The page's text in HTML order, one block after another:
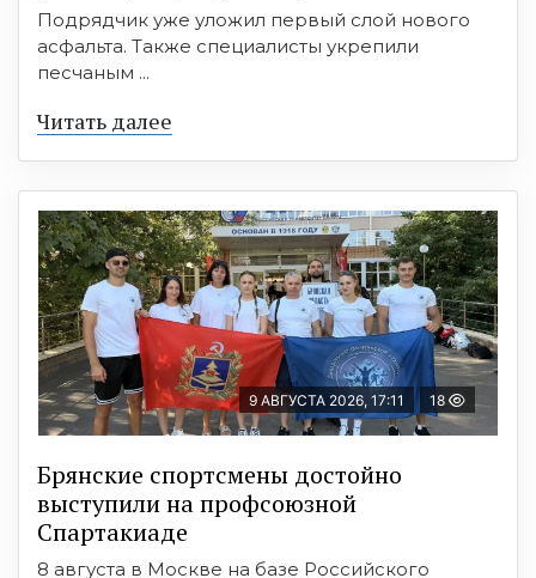
Подрядчик уже уложил первый слой нового
асфальта. Также специалисты укрепили
песчаным ...
Читать далее
9 АВГУСТА 2026, 17:11 18
Брянские спортсмены достойно
выступили на профсоюзной
Спартакиаде
8 августа в Москве на базе Российского